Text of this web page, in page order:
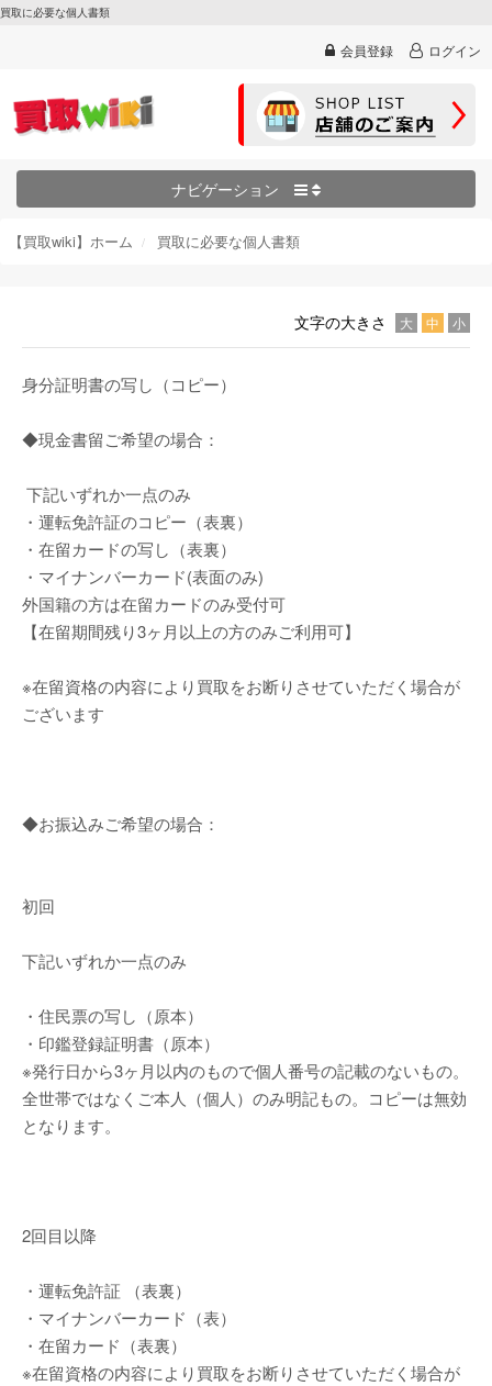
買取に必要な個人書類
会員登録 ログイン
ナビゲーション
【買取wiki】ホーム 買取に必要な個人書類
文字の大きさ 大 中 小
身分証明書の写し（コピー）
◆現金書留ご希望の場合：
下記いずれか一点のみ
・運転免許証のコピー（表裏）
・在留カードの写し（表裏）
・マイナンバーカード(表面のみ)
外国籍の方は在留カードのみ受付可
【在留期間残り3ヶ月以上の方のみご利用可】
※在留資格の内容により買取をお断りさせていただく場合が
ございます
◆お振込みご希望の場合：
初回
下記いずれか一点のみ
・住民票の写し（原本）
・印鑑登録証明書（原本）
※発行日から3ヶ月以内のもので個人番号の記載のないもの。
全世帯ではなくご本人（個人）のみ明記もの。コピーは無効
となります。
2回目以降
・運転免許証 （表裏）
・マイナンバーカード（表）
・在留カード（表裏）
※在留資格の内容により買取をお断りさせていただく場合が